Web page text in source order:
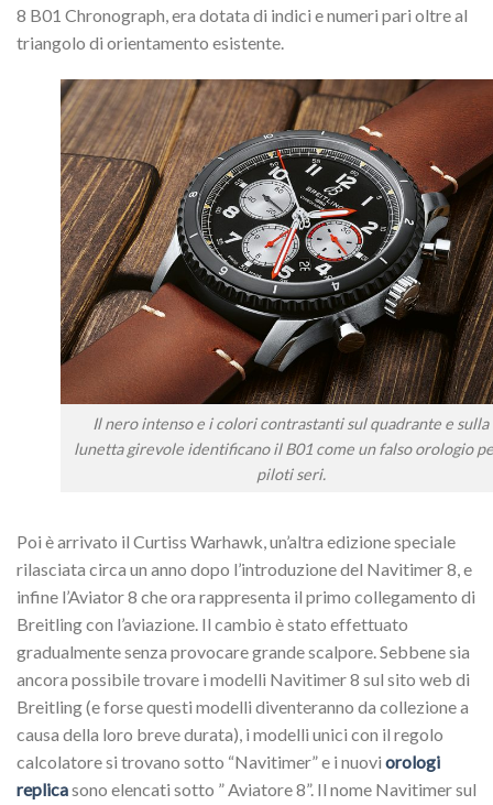
8 B01 Chronograph, era dotata di indici e numeri pari oltre al
triangolo di orientamento esistente.
Il nero intenso e i colori contrastanti sul quadrante e sulla
lunetta girevole identificano il B01 come un falso orologio
piloti seri.
Poi è arrivato il Curtiss Warhawk, un’altra edizione speciale
rilasciata circa un anno dopo l’introduzione del Navitimer 8, e
infine l’Aviator 8 che ora rappresenta il primo collegamento di
Breitling con l’aviazione. Il cambio è stato effettuato
gradualmente senza provocare grande scalpore. Sebbene sia
ancora possibile trovare i modelli Navitimer 8 sul sito web di
Breitling (e forse questi modelli diventeranno da collezione a
causa della loro breve durata), i modelli unici con il regolo
calcolatore si trovano sotto “Navitimer” e i nuovi orologi
replicasono elencati sotto ” Aviatore 8”. Il nome Navitimer sul